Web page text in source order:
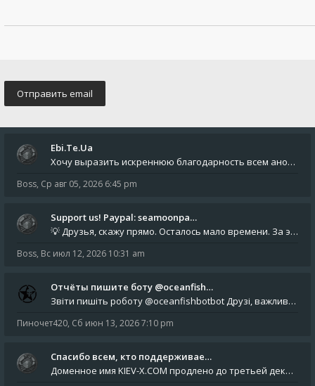
Ebi.Te.Ua
Хочу выразить искреннюю благодарность всем анонимным пользователям, которые поддержали наше сообщество финансово. Благод
Boss, Ср авг 05, 2026 6:45 pm
Support us! Paypal: seamoonpa…
💡 Друзья, скажу прямо. Осталось мало времени. За это время нам нужно закрыть последние обязательные расходы: около 500
Boss, Вс июл 12, 2026 10:31 am
Отчёты пишите боту @oceanfish…
Звіти пишіть роботу @oceanfishbotbot Друзі, важливе повідомлення для учасників форума. Основне звернення опублікован
Пиночет420, Сб июн 13, 2026 7:10 pm
Спасибо всем, кто поддерживае…
Доменное имя KIEV-X.COM продлено до третьей декады августа 2027 года! Спасибо всем анонимным пользователям, которые по